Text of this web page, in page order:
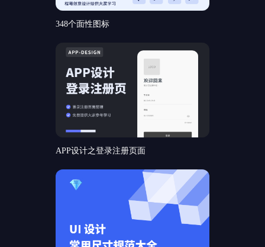
348个面性图标
APP设计之登录注册页面